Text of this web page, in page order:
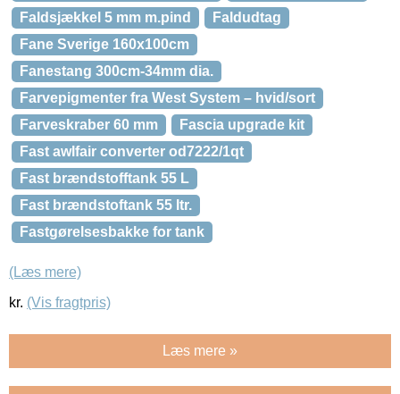
Faldsjækkel 5 mm m.pind
Faldudtag
Fane Sverige 160x100cm
Fanestang 300cm-34mm dia.
Farvepigmenter fra West System – hvid/sort
Farveskraber 60 mm
Fascia upgrade kit
Fast awlfair converter od7222/1qt
Fast brændstofftank 55 L
Fast brændstoftank 55 ltr.
Fastgørelsesbakke for tank
(Læs mere)
kr. (Vis fragtpris)
Læs mere »